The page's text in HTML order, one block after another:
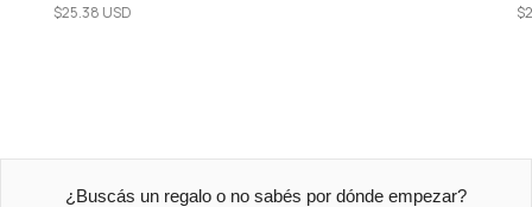
$25.38 USD
¿Buscás un regalo o no sabés por dónde empezar?